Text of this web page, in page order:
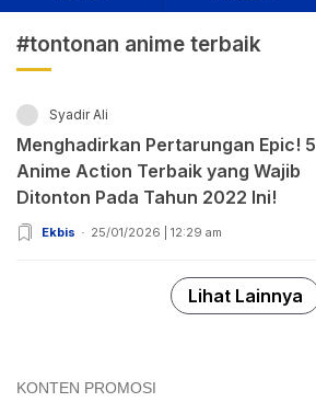
#tontonan anime terbaik
Syadir Ali
Menghadirkan Pertarungan Epic! 5
Anime Action Terbaik yang Wajib
Ditonton Pada Tahun 2022 Ini!
Ekbis 25/01/2026 | 12:29 am
Lihat Lainnya